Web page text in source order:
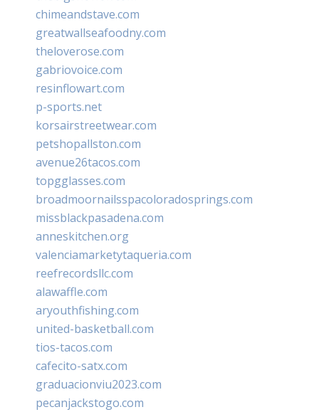
chimeandstave.com
greatwallseafoodny.com
theloverose.com
gabriovoice.com
resinflowart.com
p-sports.net
korsairstreetwear.com
petshopallston.com
avenue26tacos.com
topgglasses.com
broadmoornailsspacoloradosprings.com
missblackpasadena.com
anneskitchen.org
valenciamarketytaqueria.com
reefrecordsllc.com
alawaffle.com
aryouthfishing.com
united-basketball.com
tios-tacos.com
cafecito-satx.com
graduacionviu2023.com
pecanjackstogo.com